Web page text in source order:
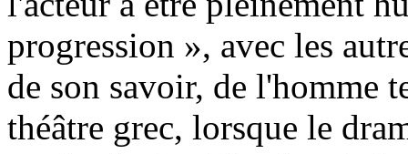
progression », avec les
de son savoir, de l'homme
théâtre grec, lorsque le